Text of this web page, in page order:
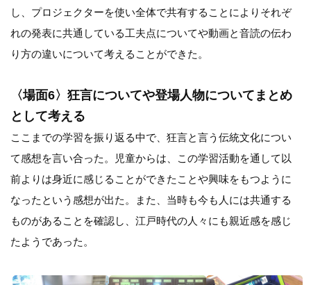
し、プロジェクターを使い全体で共有することによりそれぞ
れの発表に共通している工夫点についてや動画と音読の伝わ
り方の違いについて考えることができた。
〈場面6〉狂言についてや登場人物についてまとめ
として考える
ここまでの学習を振り返る中で、狂言と言う伝統文化につい
て感想を言い合った。児童からは、この学習活動を通して以
前よりは身近に感じることができたことや興味をもつように
なったという感想が出た。また、当時も今も人には共通する
ものがあることを確認し、江戸時代の人々にも親近感を感じ
たようであった。